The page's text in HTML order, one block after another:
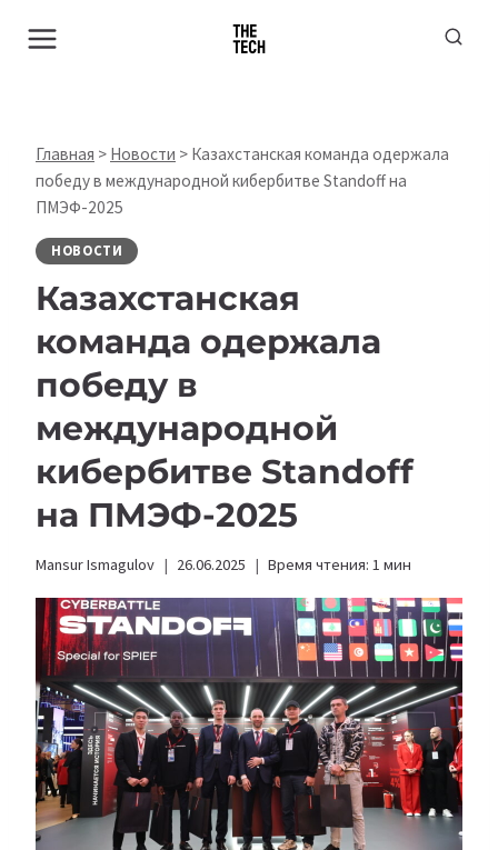
Главная > Новости > Казахстанская команда одержала
победу в международной кибербитве Standoff на
ПМЭФ-2025
НОВОСТИ
Казахстанская
команда одержала
победу в
международной
кибербитве Standoff
на ПМЭФ-2025
Mansur Ismagulov 26.06.2025 Время чтения: 1 мин